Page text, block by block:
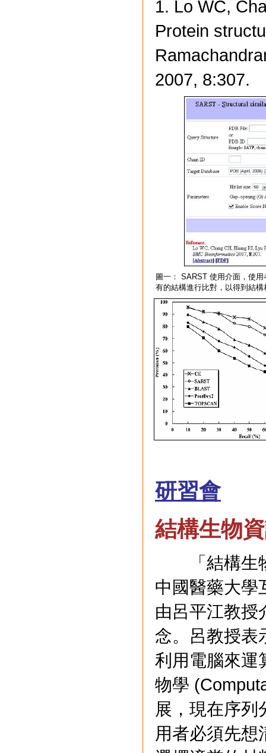
1. Lo WC,
Protein
2007, 8:307.
圖一： SARST 使用介面，使
有的結構進行比對，以得到結
研習會
結構生物
「結構生物
中國醫藥大學
由呂平江教授
念。呂教授表
利用電腦來運
物學
展，現在序列
用者必須先想